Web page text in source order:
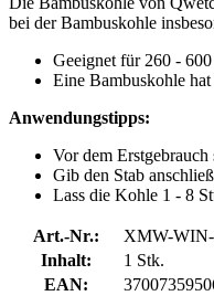
bei der Bambuskohle
Geeignet für 260 -
Eine Bambuskohle
Anwendungstipps:
Vor dem
Gib den Stab
Lass die Kohle 1 - 8
Art.-Nr.:
XMW-
Inhalt:
1 Stk.
EAN: